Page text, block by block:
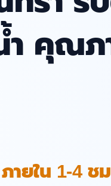
คุณภ
ยใน 1-4 ช